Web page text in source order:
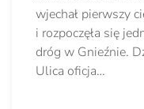
wjechał pierwszy
i rozpoczęła się
dróg w Gnieźnie.
Ulica oficja…